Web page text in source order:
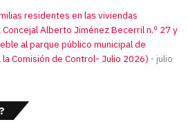
residentes en las viviendas
Alberto Jiménez Becerril n.º 27 y
al parque público municipal de
Comisión de Control- Julio 2026)
julio